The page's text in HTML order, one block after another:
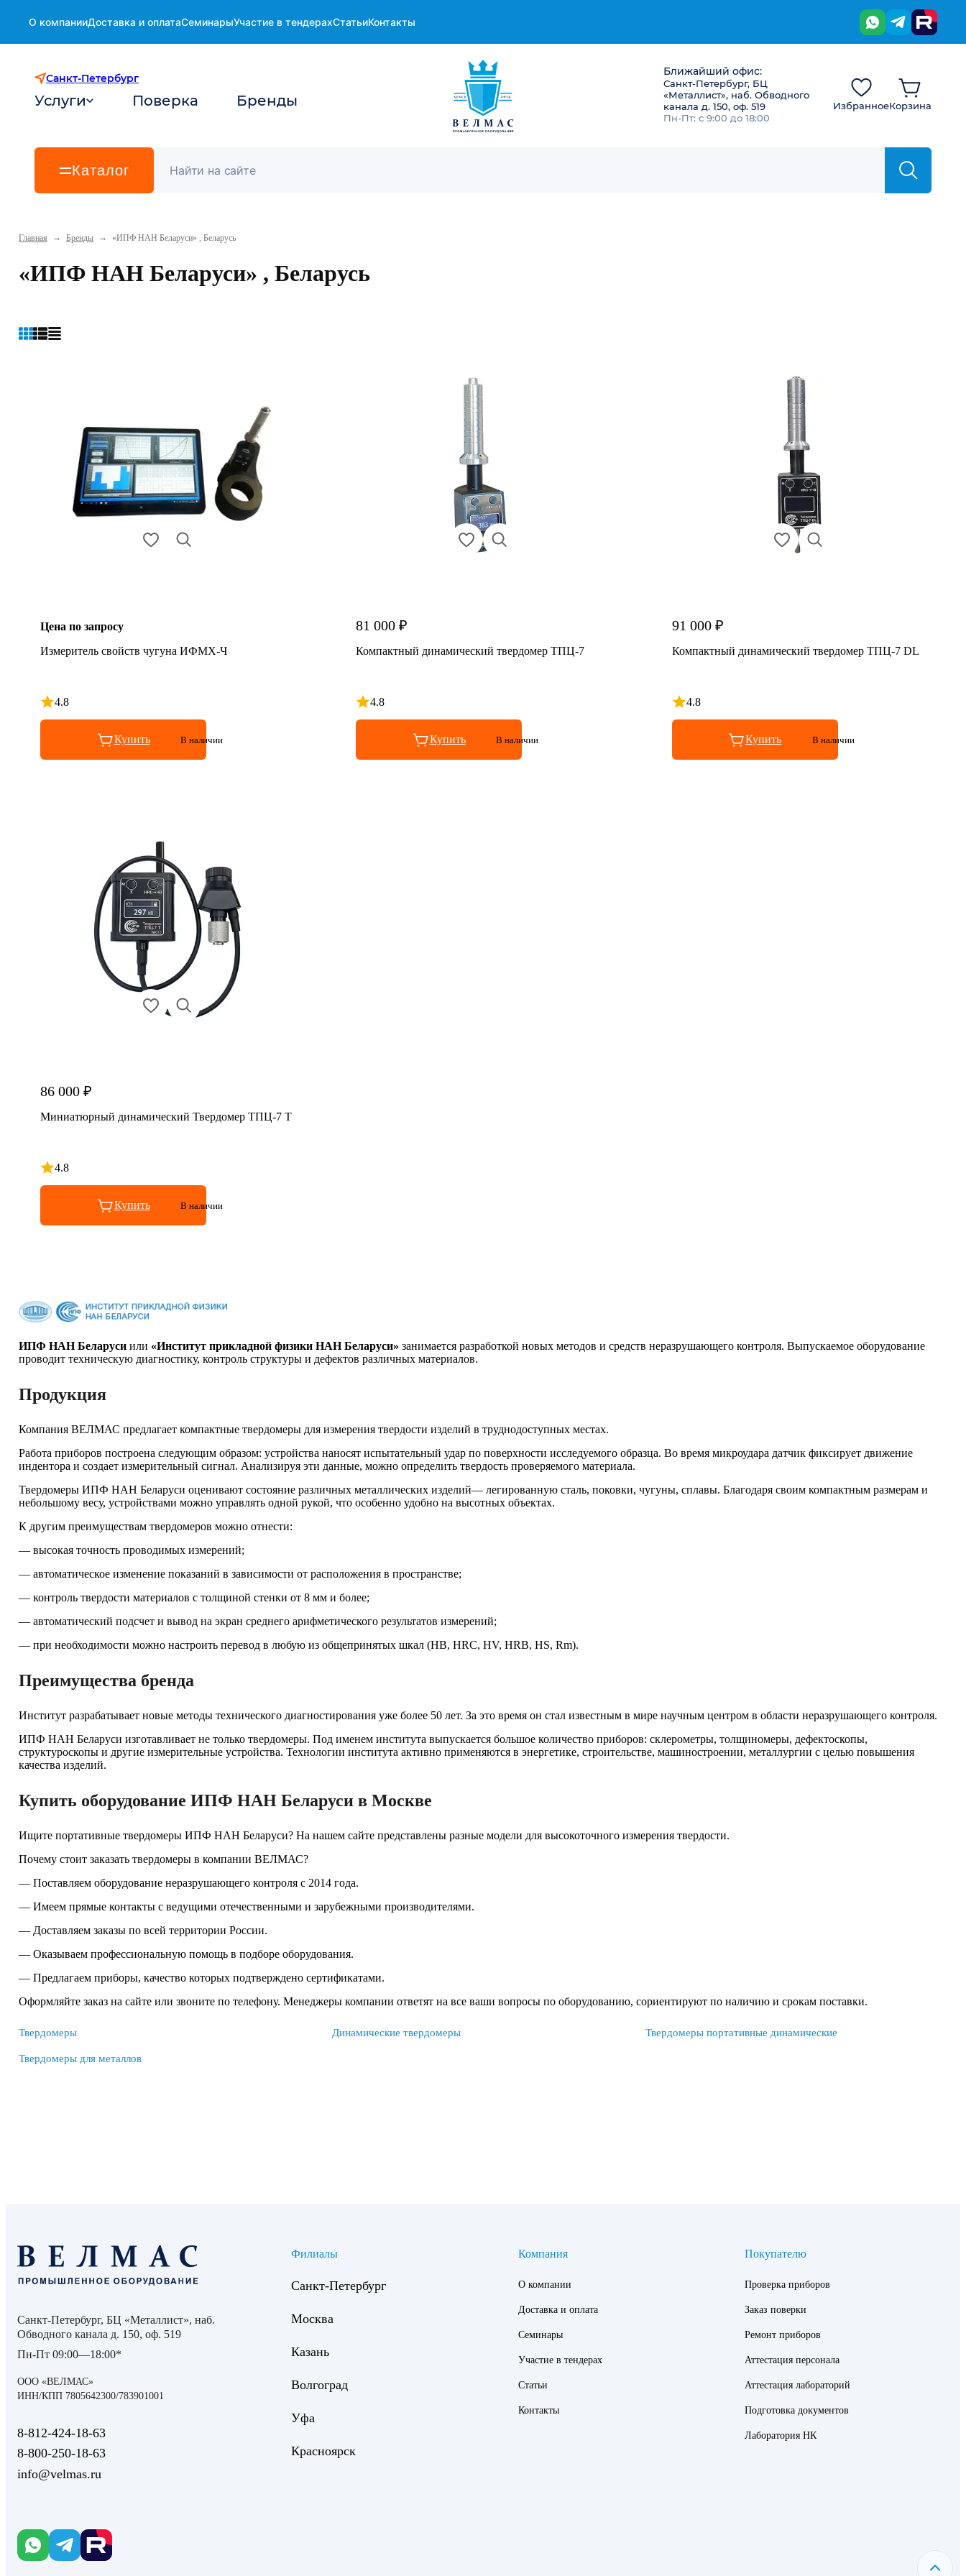
О компанииДоставка и оплатаСеминарыУчастие в тендерахСтатьиКонтакты
Санкт-Петербург
Услуги Поверка Бренды
Ближайший офис:
Санкт-Петербург, БЦ
«Металлист», наб. Обводного
канала д. 150, оф. 519
Пн-Пт: с 9:00 до 18:00
ИзбранноеКорзина
Каталог
Главная → Бренды → «ИПФ НАН Беларуси» , Беларусь
«ИПФ НАН Беларуси» , Беларусь
Цена по запросу
Измеритель свойств чугуна ИФМХ-Ч
4.8
Рейтинг 4.8 из 5
Купить В наличии
81 000 ₽
Компактный динамический твердомер ТПЦ-7
4.8
Рейтинг 4.8 из 5
Купить В наличии
91 000 ₽
Компактный динамический твердомер ТПЦ-7 DL
4.8
Рейтинг 4.8 из 5
Купить В наличии
86 000 ₽
Миниатюрный динамический Твердомер ТПЦ-7 Т
4.8
Рейтинг 4.8 из 5
Купить В наличии
ИПФ НАН Беларуси или «Институт прикладной физики НАН Беларуси» занимается разработкой новых методов и средств неразрушающего контроля. Выпускаемое оборудование
проводит техническую диагностику, контроль структуры и дефектов различных материалов.
Продукция
Компания ВЕЛМАС предлагает компактные твердомеры для измерения твердости изделий в труднодоступных местах.
Работа приборов построена следующим образом: устройства наносят испытательный удар по поверхности исследуемого образца. Во время микроудара датчик фиксирует движение
индентора и создает измерительный сигнал. Анализируя эти данные, можно определить твердость проверяемого материала.
Твердомеры ИПФ НАН Беларуси оценивают состояние различных металлических изделий— легированную сталь, поковки, чугуны, сплавы. Благодаря своим компактным размерам и
небольшому весу, устройствами можно управлять одной рукой, что особенно удобно на высотных объектах.
К другим преимуществам твердомеров можно отнести:
— высокая точность проводимых измерений;
— автоматическое изменение показаний в зависимости от расположения в пространстве;
— контроль твердости материалов с толщиной стенки от 8 мм и более;
— автоматический подсчет и вывод на экран среднего арифметического результатов измерений;
— при необходимости можно настроить перевод в любую из общепринятых шкал (HB, HRC, HV, HRB, HS, Rm).
Преимущества бренда
Институт разрабатывает новые методы технического диагностирования уже более 50 лет. За это время он стал известным в мире научным центром в области неразрушающего контроля.
ИПФ НАН Беларуси изготавливает не только твердомеры. Под именем института выпускается большое количество приборов: склерометры, толщиномеры, дефектоскопы,
структуроскопы и другие измерительные устройства. Технологии института активно применяются в энергетике, строительстве, машиностроении, металлургии с целью повышения
качества изделий.
Купить оборудование ИПФ НАН Беларуси в Москве
Ищите портативные твердомеры ИПФ НАН Беларуси? На нашем сайте представлены разные модели для высокоточного измерения твердости.
Почему стоит заказать твердомеры в компании ВЕЛМАС?
— Поставляем оборудование неразрушающего контроля с 2014 года.
— Имеем прямые контакты с ведущими отечественными и зарубежными производителями.
— Доставляем заказы по всей территории России.
— Оказываем профессиональную помощь в подборе оборудования.
— Предлагаем приборы, качество которых подтверждено сертификатами.
Оформляйте заказ на сайте или звоните по телефону. Менеджеры компании ответят на все ваши вопросы по оборудованию, сориентируют по наличию и срокам поставки.
Твердомеры Динамические твердомеры Твердомеры портативные динамические
Твердомеры для металлов
Санкт-Петербург, БЦ «Металлист», наб.
Обводного канала д. 150, оф. 519
Пн-Пт 09:00—18:00*
ООО «ВЕЛМАС»
ИНН/КПП 7805642300/783901001
8‑812‑424‑18‑63
8‑800‑250‑18‑63
info@velmas.ru
Филиалы
Санкт-Петербург
Москва
Казань
Волгоград
Уфа
Красноярск
Компания
О компании
Доставка и оплата
Семинары
Участие в тендерах
Статьи
Контакты
Покупателю
Проверка приборов
Заказ поверки
Ремонт приборов
Аттестация персонала
Аттестация лабораторий
Подготовка документов
Лаборатория НК